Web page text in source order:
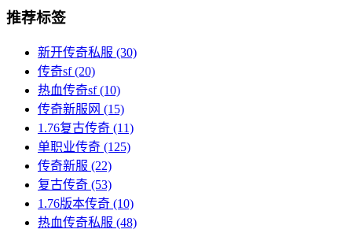
推荐标签
新开传奇私服 (30)
传奇sf(20)
热血传奇sf(10)
传奇新服网 (15)
1.76复古传奇 (11)
单职业传奇 (125)
传奇新服 (22)
复古传奇 (53)
1.76版本传奇 (10)
热血传奇私服 (48)